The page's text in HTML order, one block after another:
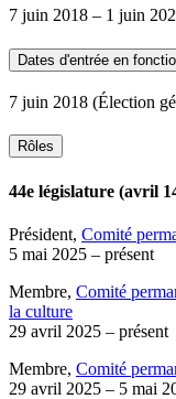
7 juin 2018 – 1 juin
Dates d'entrée en
7 juin 2018 (Élection
Rôles
44e législature (avril
Président, Comité
5 mai 2025 – présent
Membre, Comité
la culture
29 avril 2025 – présent
Membre, Comité
29 avril 2025 – 5 mai